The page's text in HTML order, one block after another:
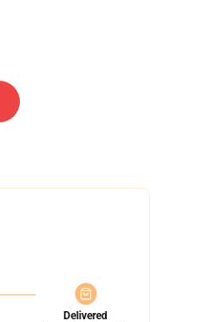
Delivered